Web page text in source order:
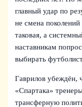
главный удар по
не смена
таковая, а
наставникам
выбирать
Гаврилов убеждён,
«Спартака»
трансферную